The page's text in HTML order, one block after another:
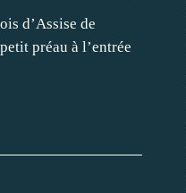
d’Assise de
préau à l’entrée